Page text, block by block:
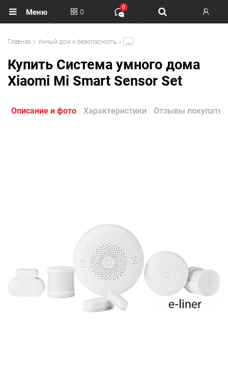
Меню 0
0
Главная Умный дом и безопасность
Купить Система умного дома
Xiaomi Mi Smart Sensor Set
Описание и фото Характеристики Отзывы